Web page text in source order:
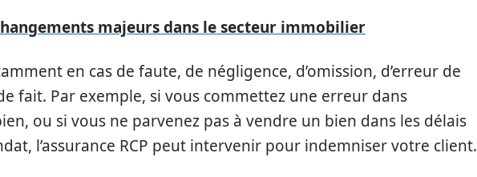
majeurs dans le secteur immobilier
en cas de faute, de négligence, d’omission, d’erreur de
fait. Par exemple, si vous commettez une erreur dans
ou si vous ne parvenez pas à vendre un bien dans les délais
l’assurance RCP peut intervenir pour indemniser votre client.